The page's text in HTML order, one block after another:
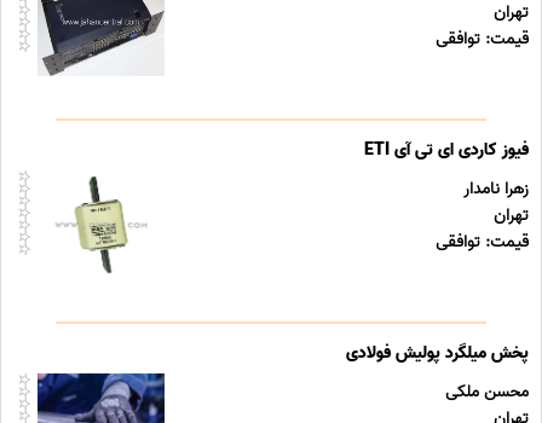
تهران
قیمت: توافقی
فیوز کاردی ای تی آی ETI
زهرا نامدار
تهران
قیمت: توافقی
پخش میلگرد پولیش فولادی
محسن ملکی